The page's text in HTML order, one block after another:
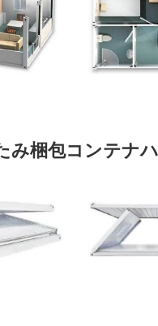
み梱包コンテナ